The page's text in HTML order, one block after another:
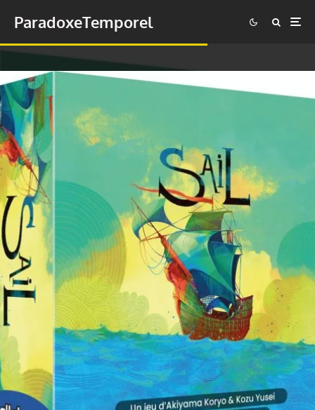
ParadoxeTemporel